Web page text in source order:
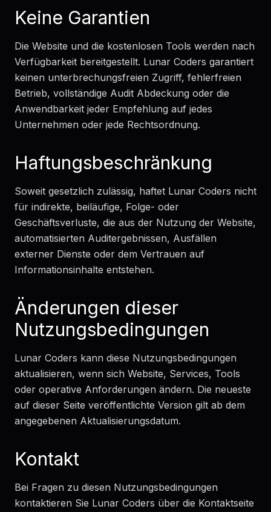
Keine Garantien
Die Website und die kostenlosen Tools werden nach
Verfügbarkeit bereitgestellt. Lunar Coders garantiert
keinen unterbrechungsfreien Zugriff, fehlerfreien
Betrieb, vollständige Audit Abdeckung oder die
Anwendbarkeit jeder Empfehlung auf jedes
Unternehmen oder jede Rechtsordnung.
Haftungsbeschränkung
Soweit gesetzlich zulässig, haftet Lunar Coders nicht
für indirekte, beiläufige, Folge- oder
Geschäftsverluste, die aus der Nutzung der Website,
automatisierten Auditergebnissen, Ausfällen
externer Dienste oder dem Vertrauen auf
Informationsinhalte entstehen.
Änderungen dieser
Nutzungsbedingungen
Lunar Coders kann diese Nutzungsbedingungen
aktualisieren, wenn sich Website, Services, Tools
oder operative Anforderungen ändern. Die neueste
auf dieser Seite veröffentlichte Version gilt ab dem
angegebenen Aktualisierungsdatum.
Kontakt
Bei Fragen zu diesen Nutzungsbedingungen
kontaktieren Sie Lunar Coders über die Kontaktseite